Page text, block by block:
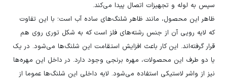
سپس به لوله و تجهیزات اتصال پیدا می‌کند.
ظاهر این محصول، مانند ظاهر شلنگ‌های ساده آب است؛ با این تفاوت
که لایه رویی آن از جنس رشته‌های فلز است که به شکل توری روی هم
قرار گرفته‌اند. این کار باعث افزایش استقامت این شلنگ‌ها می‌شود. در یک
یا دو طرف این محصولات، مهره برنجی وجود دارد. در داخل این مهره‌ها
نیز از واشر لاستیکی استفاده می‌شود. لایه داخلی این شلنگ‌ها عموما از